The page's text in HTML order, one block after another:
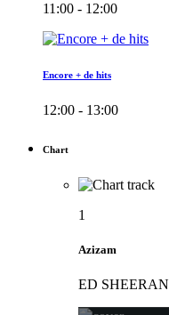
11:00 - 12:00
Encore + de hits
12:00 - 13:00
Chart
1
Azizam
ED SHEERAN